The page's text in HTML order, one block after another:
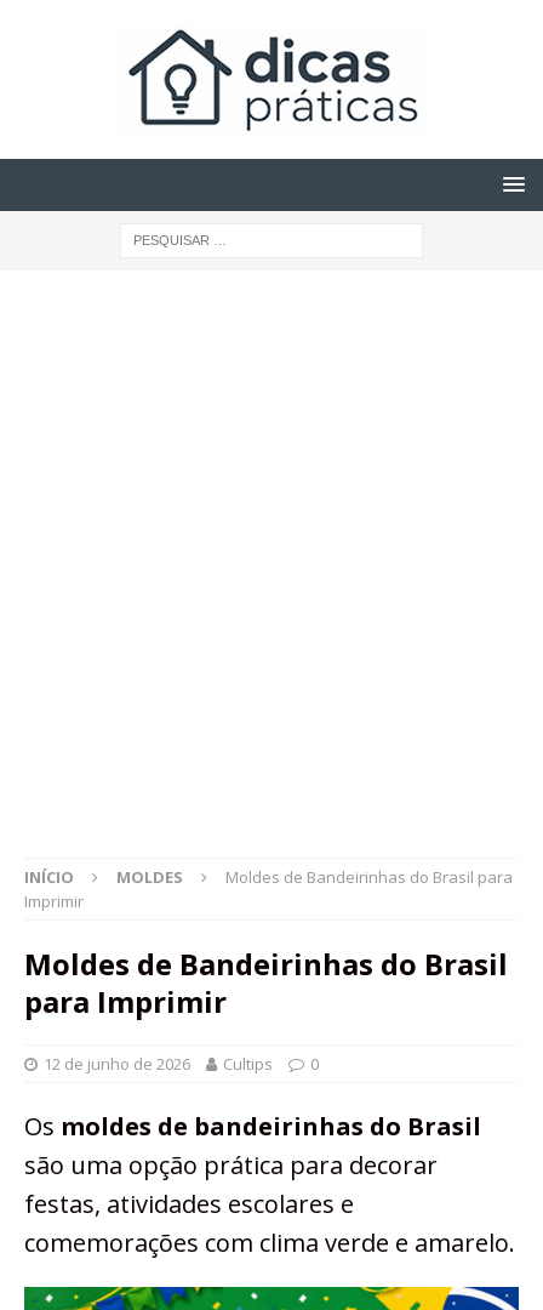
INÍCIO MOLDES
Moldes de Bandeirinhas do Brasil para
Imprimir
Moldes de Bandeirinhas do Brasil
para Imprimir
12 de junho de 2026 Cultips 0
Os moldes de bandeirinhas do Brasil
são uma opção prática para decorar
festas, atividades escolares e
comemorações com clima verde e amarelo.